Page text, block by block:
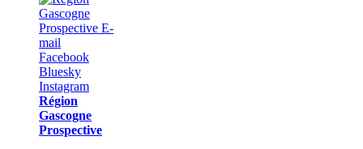
Région
Gascogne
Prospective